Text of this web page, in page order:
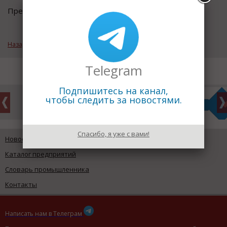
Предыдущий термин:
Пачка мочевых пузырей
Назад к рубрике «Пищевая промышленность»
Новости промышленности
Каталог предприятий
Словарь промышленника
Контакты
Написать нам в Телеграм
Telegram
Подпишитесь на канал,
чтобы следить за новостями.
Спасибо, я уже с вами!